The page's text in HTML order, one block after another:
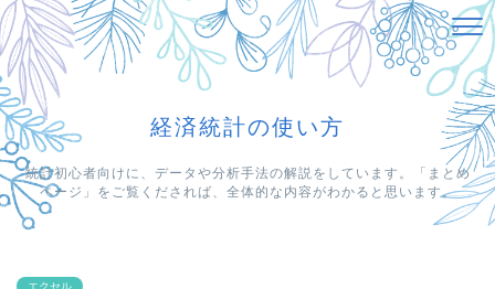
経済統計の使い方
統計初心者向けに、データや分析手法の解説をしています。「まとめ
ページ」をご覧くだされば、全体的な内容がわかると思います。
エクセル